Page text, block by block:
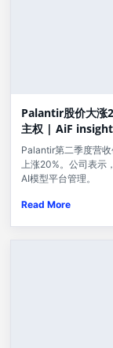
Palantir股价大涨
主权 | AiF insight
Palantir第二季度营
上涨20%。公司表示
AI模型平台管理。
Read More